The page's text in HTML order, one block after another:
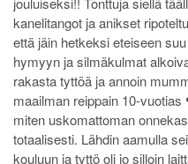
kanelitangot ja anikset
että jäin hetkeksi eteiseen
hymyyn ja silmäkulmat
rakasta tyttöä ja annoin
maailman reippain 10-
miten uskomattoman
totaalisesti. Lähdin aamulla
kouluun ja tyttö oli jo silloin